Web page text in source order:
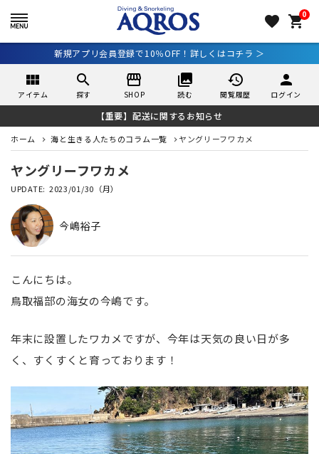
favorite 0
shopping_cart
新規アプリ会員登録で10％OFF！詳しくはコチラ ＞
view_module
アイテム
search
探す
storefront
SHOP
collections
読む
history
閲覧履歴
person
ログイン
【重要】配送に関するお知らせ
ホーム 海と生きる人たちのコラム一覧 ヤングリーフワカメ
ヤングリーフワカメ
2023/01/30（月）
今嶋裕子
こんにちは。
鳥取福部の海女の今嶋です。
年末に設置したワカメですが、今年は天気の良い日が多
く、すくすくと育っております！